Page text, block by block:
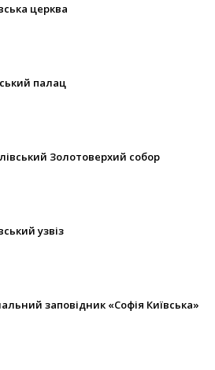
церква
палац
Золотоверхий собор
узвіз
заповідник «Софія Київська»